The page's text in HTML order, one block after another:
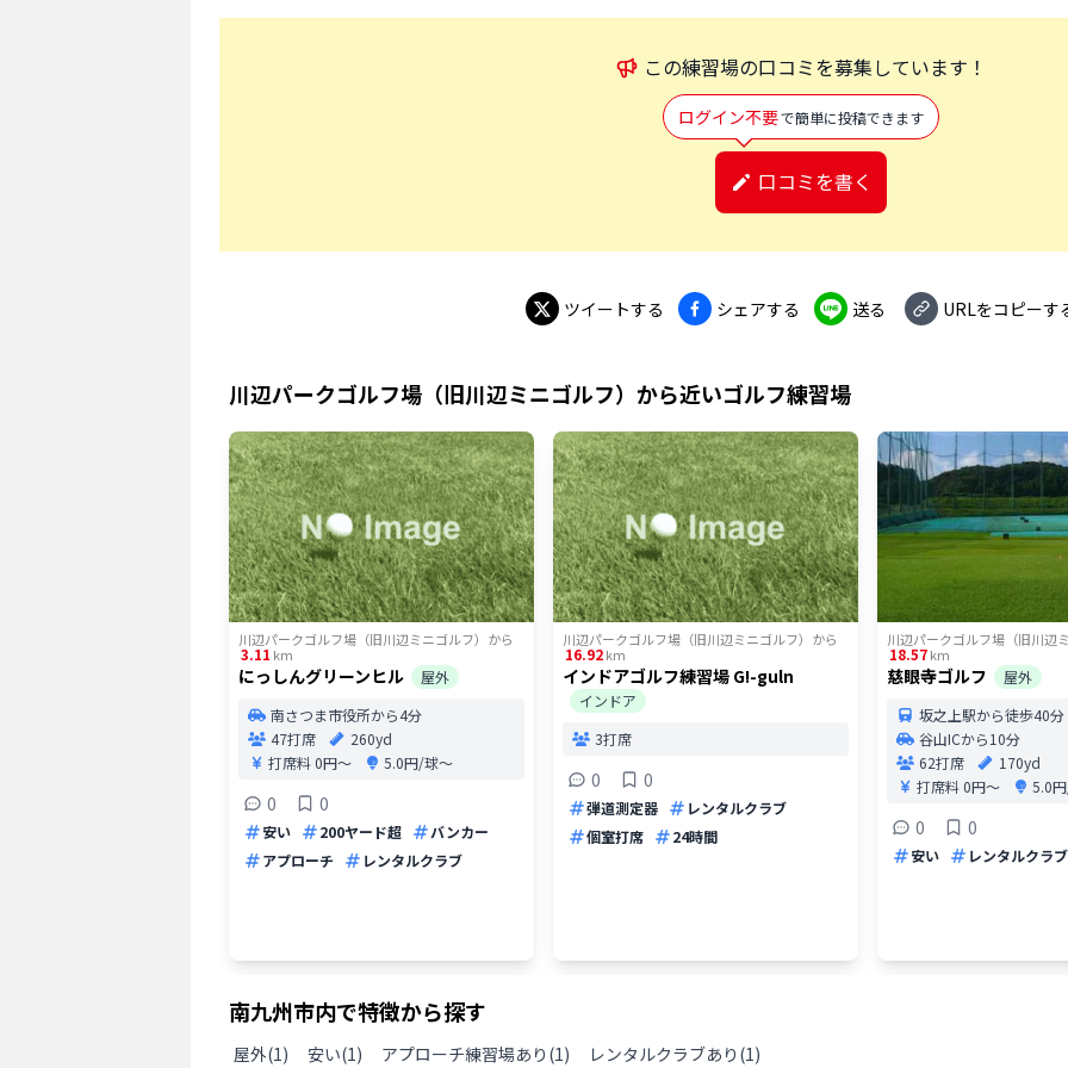
この練習場の口コミを募集しています！
ログイン不要で簡単に投稿できます
口コミを書く
ツイートする シェアする 送る URLをコピーす
川辺パークゴルフ場（旧川辺ミニゴルフ） から近いゴルフ練習場
川辺パークゴルフ場（旧川辺ミニゴルフ） から
3.11 km
にっしんグリーンヒル
屋外
南さつま市役所から4分
47打席
260yd
打席料0円〜 5.0円/球〜
0 0
安い 200ヤード超
バンカー
アプローチ
レンタルクラブ
川辺パークゴルフ場（旧川辺ミニゴルフ） から
16.92km
インドアゴルフ練習場 G!-guln
インドア
3打席
0 0
弾道測定器
レンタルクラブ
個室打席
24時間
川辺パークゴルフ場（旧川辺
18.57km
慈眼寺ゴルフ
屋外
坂之上駅から徒歩40分
谷山ICから10分
62打席
170yd
打席料0円〜 5.0
0 0
安い レンタルクラブ
南九州市内で特徴から探す
屋外(1) 安い(1) アプローチ練習場あり (1) レンタルクラブあり (1)